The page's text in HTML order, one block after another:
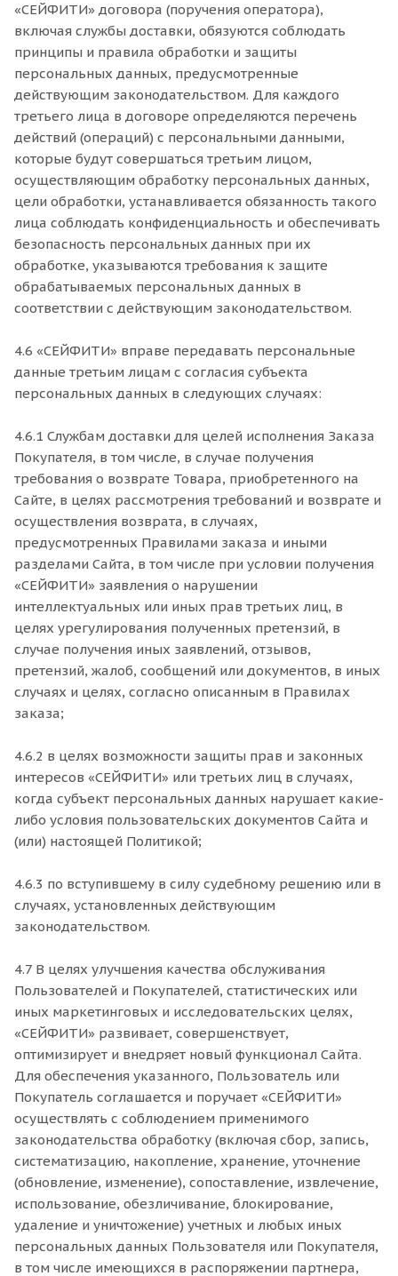
«СЕЙФИТИ» договора (поручения оператора),
включая службы доставки, обязуются соблюдать
принципы и правила обработки и защиты
персональных данных, предусмотренные
действующим законодательством. Для каждого
третьего лица в договоре определяются перечень
действий (операций) с персональными данными,
которые будут совершаться третьим лицом,
осуществляющим обработку персональных данных,
цели обработки, устанавливается обязанность такого
лица соблюдать конфиденциальность и обеспечивать
безопасность персональных данных при их
обработке, указываются требования к защите
обрабатываемых персональных данных в
соответствии с действующим законодательством.
4.6 «СЕЙФИТИ» вправе передавать персональные
данные третьим лицам с согласия субъекта
персональных данных в следующих случаях:
4.6.1 Службам доставки для целей исполнения Заказа
Покупателя, в том числе, в случае получения
требования о возврате Товара, приобретенного на
Сайте, в целях рассмотрения требований и возврате и
осуществления возврата, в случаях,
предусмотренных Правилами заказа и иными
разделами Сайта, в том числе при условии получения
«СЕЙФИТИ» заявления о нарушении
интеллектуальных или иных прав третьих лиц, в
целях урегулирования полученных претензий, в
случае получения иных заявлений, отзывов,
претензий, жалоб, сообщений или документов, в иных
случаях и целях, согласно описанным в Правилах
заказа;
4.6.2 в целях возможности защиты прав и законных
интересов «СЕЙФИТИ» или третьих лиц в случаях,
когда субъект персональных данных нарушает какие-
либо условия пользовательских документов Сайта и
(или) настоящей Политикой;
4.6.3 по вступившему в силу судебному решению или в
случаях, установленных действующим
законодательством.
4.7 В целях улучшения качества обслуживания
Пользователей и Покупателей, статистических или
иных маркетинговых и исследовательских целях,
«СЕЙФИТИ» развивает, совершенствует,
оптимизирует и внедряет новый функционал Сайта.
Для обеспечения указанного, Пользователь или
Покупатель соглашается и поручает «СЕЙФИТИ»
осуществлять с соблюдением применимого
законодательства обработку (включая сбор, запись,
систематизацию, накопление, хранение, уточнение
(обновление, изменение), сопоставление, извлечение,
использование, обезличивание, блокирование,
удаление и уничтожение) учетных и любых иных
персональных данных Пользователя или Покупателя,
в том числе имеющихся в распоряжении партнера,